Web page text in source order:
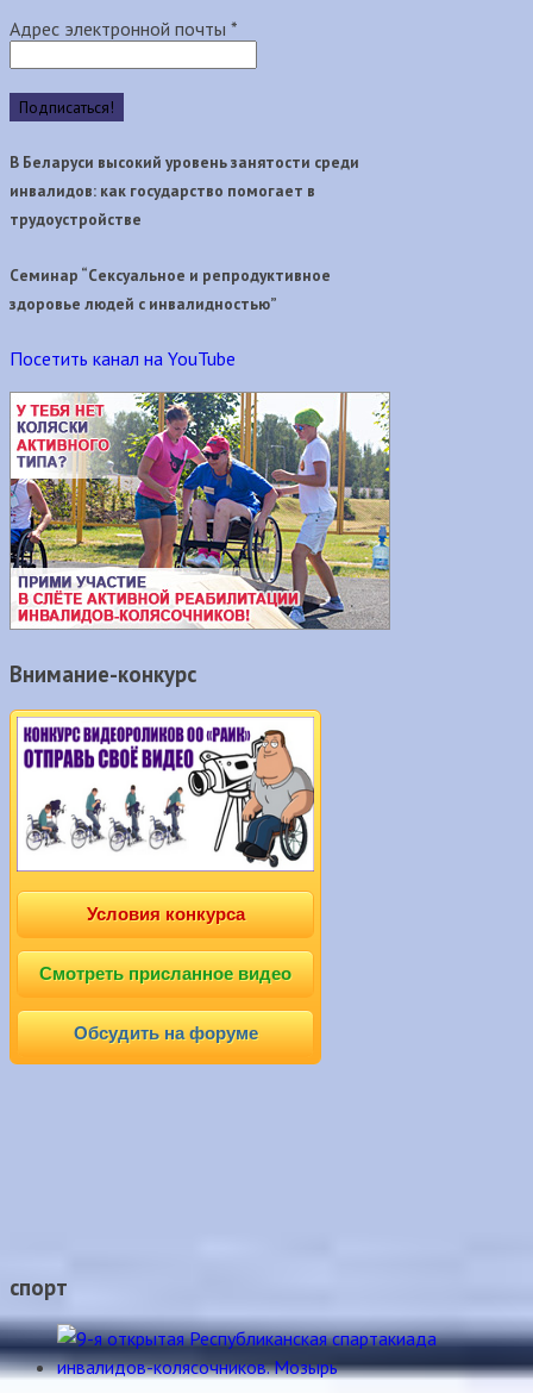
Адрес электронной почты *
В Беларуси высокий уровень занятости среди
инвалидов: как государство помогает в
трудоустройстве
Семинар “Сексуальное и репродуктивное
здоровье людей с инвалидностью”
Посетить канал на YouTube
Внимание-конкурс
Условия конкурса
Смотреть присланное видео
Обсудить на форуме
спорт